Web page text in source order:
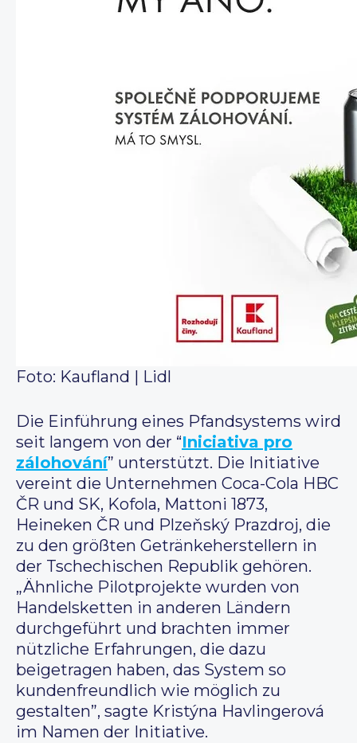
Foto: Kaufland | Lidl
Die Einführung eines Pfandsystems wird
seit langem von der “Iniciativa pro
zálohování” unterstützt. Die Initiative
vereint die Unternehmen Coca-Cola HBC
ČR und SK, Kofola, Mattoni 1873,
Heineken ČR und Plzeňský Prazdroj, die
zu den größten Getränkeherstellern in
der Tschechischen Republik gehören.
„Ähnliche Pilotprojekte wurden von
Handelsketten in anderen Ländern
durchgeführt und brachten immer
nützliche Erfahrungen, die dazu
beigetragen haben, das System so
kundenfreundlich wie möglich zu
gestalten”, sagte Kristýna Havlingerová
im Namen der Initiative.